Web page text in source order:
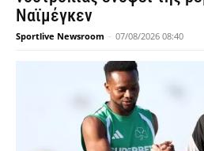
Ναϊμέγκεν
Sportlive Newsroom - 07/08/2026 08:40